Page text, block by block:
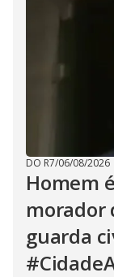
DO R7/06/08/2026
Homem
morador
guarda